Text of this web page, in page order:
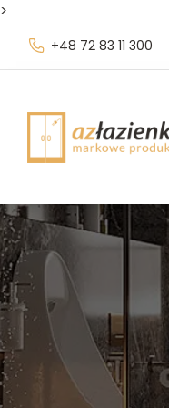
>
+48 72 83 11 300